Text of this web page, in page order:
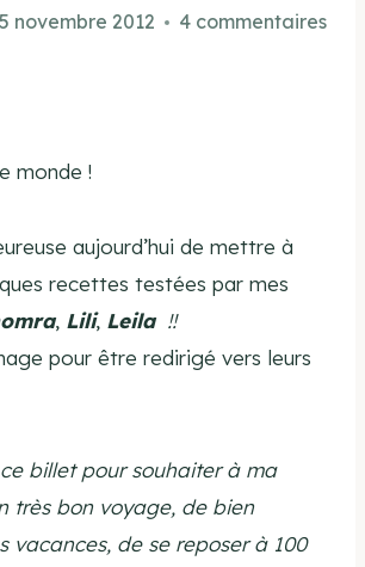
novembre 2012 4 commentaires
monde !
aujourd’hui de mettre à
recettes testées par mes
, Lili, Leila !!
pour être redirigé vers leurs
billet pour souhaiter à ma
très bon voyage, de bien
vacances, de se reposer à 100